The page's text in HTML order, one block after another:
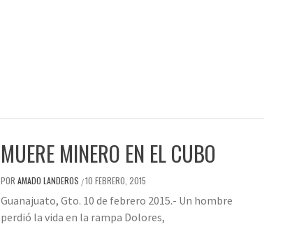
MUERE MINERO EN EL CUBO
POR AMADO LANDEROS /10 FEBRERO, 2015
Guanajuato, Gto. 10 de febrero 2015.- Un hombre
perdió la vida en la rampa Dolores,